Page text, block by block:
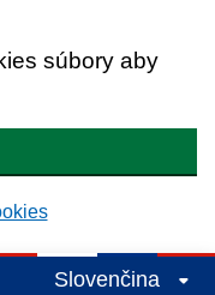
súbory aby
Slovenčina